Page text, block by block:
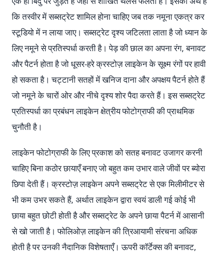
कि तस्वीर में सब्सट्रेट शामिल होना चाहिए जब तक नमूना एकत्र कर
स्टूडियो में न लाया जाए। सब्सट्रेट दृश्य जटिलता लाता है जो ध्यान के
लिए नमूने से प्रतिस्पर्धा करती है। पेड़ की छाल का अपना रंग, बनावट
और पैटर्न होता है जो धूसर-हरे क्रस्टोज़ लाइकेन के सूक्ष्म रंगों पर हावी
हो सकता है। चट्टानी सतहों में खनिज दाना और अपक्षय पैटर्न होते हैं
जो नमूने के चारों ओर और नीचे दृश्य शोर पैदा करते हैं। इस सब्सट्रेट
प्रतिस्पर्धा का प्रबंधन लाइकेन क्षेत्रीय फोटोग्राफी की प्राथमिक
चुनौती है।
लाइकेन फोटोग्राफी के लिए प्रकाश को सतह बनावट उजागर करनी
चाहिए बिना कठोर छायाएँ बनाए जो बहुत कम उभार वाले जीवों पर ब्योरा
छिपा देती हैं। क्रस्टोज़ लाइकेन अपने सब्सट्रेट से एक मिलीमीटर से
भी कम उभर सकते हैं, अर्थात लाइकेन द्वारा स्वयं डाली गई कोई भी
छाया बहुत छोटी होती है और सब्सट्रेट के अपने छाया पैटर्न में आसानी
से खो जाती है। फोलिओज़ लाइकेन की त्रिआयामी संरचना अधिक
होती है पर उनकी नैदानिक विशेषताएँ। ऊपरी कॉर्टेक्स की बनावट,